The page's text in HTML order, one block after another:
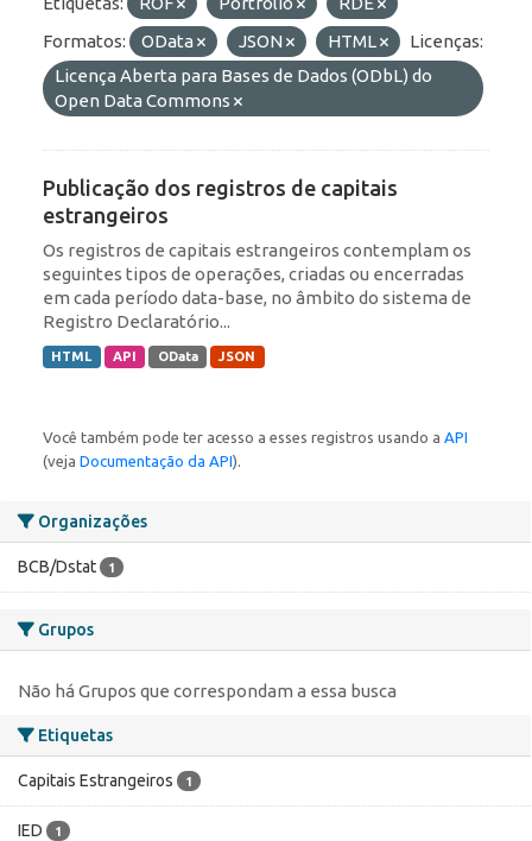
Organizações
BCB/Dstat 1
Grupos
Não há Grupos que correspondam a essa busca
Etiquetas
Capitais Estrangeiros 1
IED 1
Formatos:
OData JSON HTML
Licenças:
Licença Aberta para Bases de Dados (ODbL) do
Open Data Commons
Publicação dos registros de capitais
estrangeiros
Os registros de capitais estrangeiros contemplam os
seguintes tipos de operações, criadas ou encerradas
em cada período data-base, no âmbito do sistema de
Registro Declaratório...
HTML API OData JSON
Você também pode ter acesso a esses registros usando a API
(veja Documentação da API).